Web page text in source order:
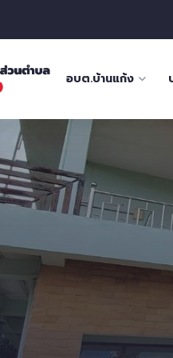
อบต.บ้านแก้ง